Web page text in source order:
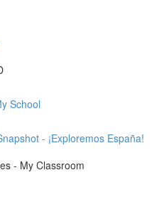
School
- ¡Exploremos España!
- My Classroom